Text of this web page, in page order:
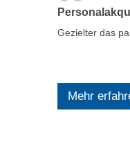
Gezielter das
Mehr